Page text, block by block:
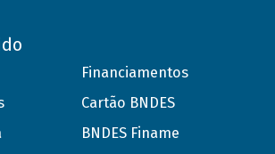
Financiamentos
Cartão BNDES
BNDES Finame